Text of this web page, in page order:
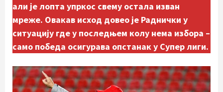
али је лопта упркос свему остала изван
мреже. Овакав исход довео је Раднички у
ситуацију где у последњем колу нема избора –
само победа осигурава опстанак у Супер лиги.